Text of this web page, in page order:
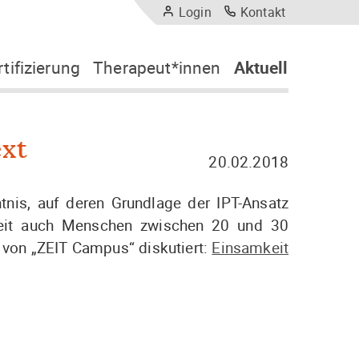
Login Kontakt
Klinikerzertifizierung
Therapeut*innen
Therapeut*innen
Aktuell
Nachrichten
20.02.2018
auf deren Grundlage der IPT-Ansatz
auch Menschen zwischen 20 und 30
„ZEIT Campus“ diskutiert: Einsamkeit